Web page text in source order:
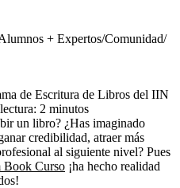
+ Expertos Comunidad
de Escritura de Libros del IIN
2 minutos
un libro? ¿Has imaginado
credibilidad, atraer más
al siguiente nivel? Pues
Book Curso ¡ha hecho realidad